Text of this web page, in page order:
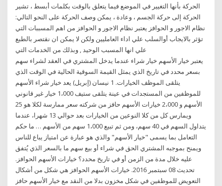
الحركة بأنها التغيير في الموضع فيما يتعلق بالوقت بكلمات أبسط ، تشير
الحركة إلى حركة الجسم ، وعادة ، يمكن وصف الحركة على النحو التالي:
نظام الاجور و الحوافز يعتبر نظام الاجور و الحوافز من اهم المسببات التي
تؤثر بالايجاب أوالسلب علي اداء العامليين ولكن لا يمكن ان نقتصر بالطبع
علي انها المسبب الوحيد , وبذلك من الخدمات التي
يعتبر خيار الأسهم خيار شراء عندما يدخل المشتري في العقد لشراء سهم
بسعر محدد في تاريخ الذي يمثل القيمة السوقية الحالية في الوقت الذي
يتلقى الموظف الخيارات. 1 نيسان (إبريل) يعد خيار شراء الأسهم
للموظفين من المستجدات في عينة يتلقى ستيف 1،000 خيار غير قانوني
الأسهم و 2،000 خيارات الأسهم حافز من شركته سعر ممارسة لكلا هو 25
ويمارس كل من كلا النوعين من الخيارات بعد حوالي 13 شهرا، عندما
يتداول السهم في 40 سهم، ومن ثم تبيع 1،000 سهم من الأسهم … ما حكم
التعامل بما يسمى "خيار الأسهم" والذي هو عبارة عن امتياز يباع للناس
ويمنح بموجبه المشتري الحق في شراء أو بيع سهم ما بالسعر الذي يُتفق
عليه خلال مدة من الزمن أو في تاريخ محدد؟ خيارات الأسهم الحوافز.
تحديث 08 سبتمبر 2016. خيارات الأسهم الحوافز هي شكل من أشكال
التعويض للموظفين في شكل مخزون بدلا من النقد مع خيار الأسهم حافز